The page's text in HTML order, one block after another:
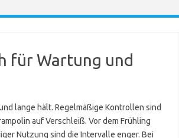
für Wartung und
lange hält. Regelmäßige Kontrollen sind
auf Verschleiß. Vor dem Frühling
Nutzung sind die Intervalle enger. Bei